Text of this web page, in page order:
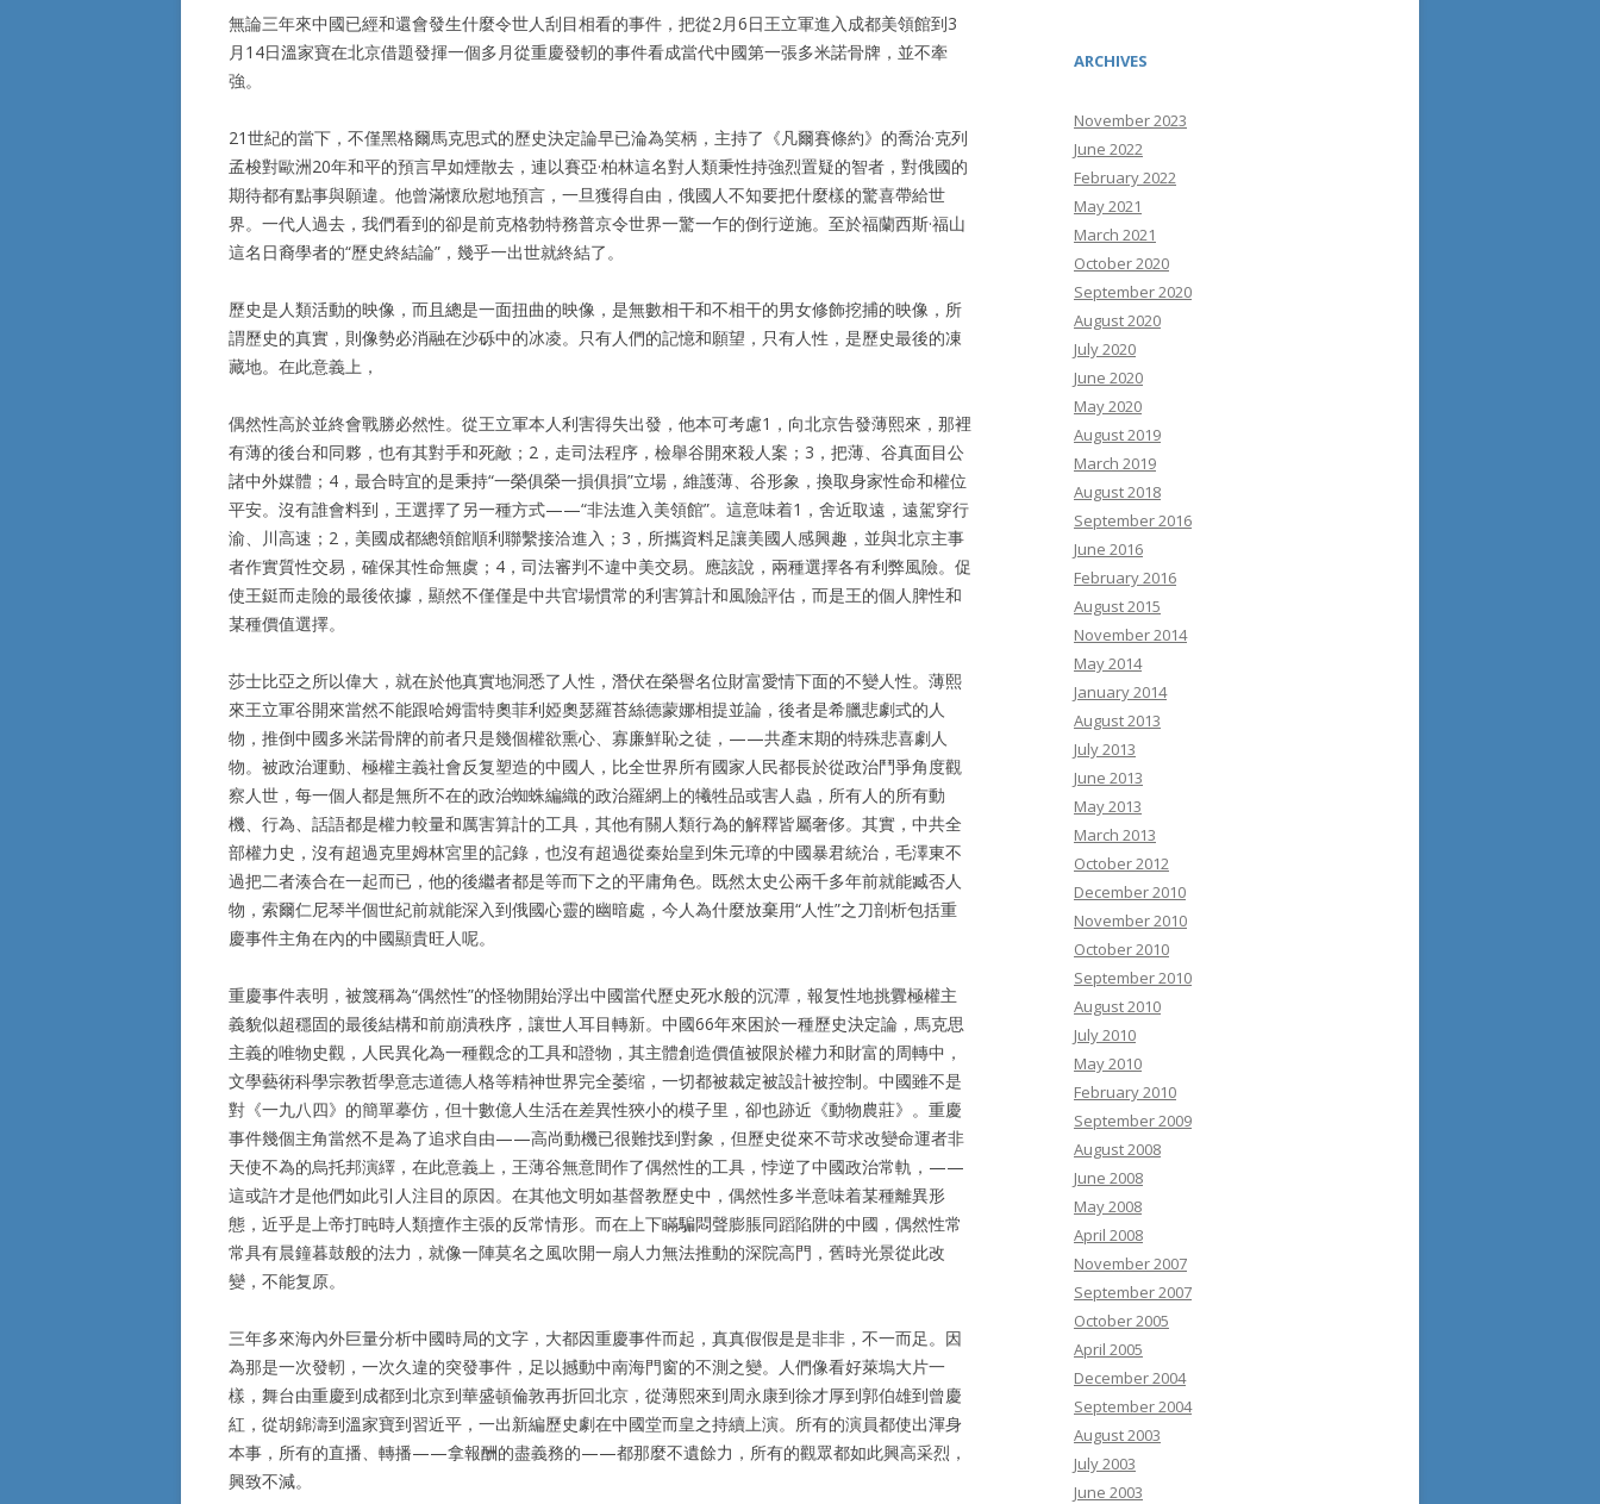
無論三年來中國已經和還會發生什麼令世人刮目相看的事件，把從2月6日王立軍進入成都美領館到3
月14日溫家寶在北京借題發揮一個多月從重慶發軔的事件看成當代中國第一張多米諾骨牌，並不牽
強。
21世紀的當下，不僅黑格爾馬克思式的歷史決定論早已淪為笑柄，主持了《凡爾賽條約》的喬治·克列
孟梭對歐洲20年和平的預言早如煙散去，連以賽亞·柏林這名對人類秉性持強烈置疑的智者，對俄國的
期待都有點事與願違。他曾滿懷欣慰地預言，一旦獲得自由，俄國人不知要把什麼樣的驚喜帶給世
界。一代人過去，我們看到的卻是前克格勃特務普京令世界一驚一乍的倒行逆施。至於福蘭西斯·福山
這名日裔學者的“歷史終結論”，幾乎一出世就終結了。
歷史是人類活動的映像，而且總是一面扭曲的映像，是無數相干和不相干的男女修飾挖捕的映像，所
謂歷史的真實，則像勢必消融在沙砾中的冰凌。只有人們的記憶和願望，只有人性，是歷史最後的凍
藏地。在此意義上，
偶然性高於並終會戰勝必然性。從王立軍本人利害得失出發，他本可考慮1，向北京告發薄熙來，那裡
有薄的後台和同夥，也有其對手和死敵；2，走司法程序，檢舉谷開來殺人案；3，把薄、谷真面目公
諸中外媒體；4，最合時宜的是秉持“一榮俱榮一損俱損”立場，維護薄、谷形象，換取身家性命和權位
平安。沒有誰會料到，王選擇了另一種方式——“非法進入美領館”。這意味着1，舍近取遠，遠駕穿行
渝、川高速；2，美國成都總領館順利聯繫接洽進入；3，所攜資料足讓美國人感興趣，並與北京主事
者作實質性交易，確保其性命無虞；4，司法審判不違中美交易。應該說，兩種選擇各有利弊風險。促
使王鋌而走險的最後依據，顯然不僅僅是中共官場慣常的利害算計和風險評估，而是王的個人脾性和
某種價值選擇。
莎士比亞之所以偉大，就在於他真實地洞悉了人性，潛伏在榮譽名位財富愛情下面的不變人性。薄熙
來王立軍谷開來當然不能跟哈姆雷特奧菲利婭奧瑟羅苔絲德蒙娜相提並論，後者是希臘悲劇式的人
物，推倒中國多米諾骨牌的前者只是幾個權欲熏心、寡廉鮮恥之徒，——共產末期的特殊悲喜劇人
物。被政治運動、極權主義社會反复塑造的中國人，比全世界所有國家人民都長於從政治鬥爭角度觀
察人世，每一個人都是無所不在的政治蜘蛛編織的政治羅網上的犧牲品或害人蟲，所有人的所有動
機、行為、話語都是權力較量和厲害算計的工具，其他有關人類行為的解釋皆屬奢侈。其實，中共全
部權力史，沒有超過克里姆林宮里的記錄，也沒有超過從秦始皇到朱元璋的中國暴君統治，毛澤東不
過把二者湊合在一起而已，他的後繼者都是等而下之的平庸角色。既然太史公兩千多年前就能臧否人
物，索爾仁尼琴半個世紀前就能深入到俄國心靈的幽暗處，今人為什麼放棄用“人性”之刀剖析包括重
慶事件主角在內的中國顯貴旺人呢。
重慶事件表明，被篾稱為“偶然性”的怪物開始浮出中國當代歷史死水般的沉潭，報复性地挑釁極權主
義貌似超穩固的最後結構和前崩潰秩序，讓世人耳目轉新。中國66年來困於一種歷史決定論，馬克思
主義的唯物史觀，人民異化為一種觀念的工具和證物，其主體創造價值被限於權力和財富的周轉中，
文學藝術科學宗教哲學意志道德人格等精神世界完全萎缩，一切都被裁定被設計被控制。中國雖不是
對《一九八四》的簡單摹仿，但十數億人生活在差異性狹小的模子里，卻也跡近《動物農莊》。重慶
事件幾個主角當然不是為了追求自由——高尚動機已很難找到對象，但歷史從來不苛求改變命運者非
天使不為的烏托邦演繹，在此意義上，王薄谷無意間作了偶然性的工具，悖逆了中國政治常軌，——
這或許才是他們如此引人注目的原因。在其他文明如基督教歷史中，偶然性多半意味着某種離異形
態，近乎是上帝打盹時人類擅作主張的反常情形。而在上下瞞騙悶聲膨脹同蹈陷阱的中國，偶然性常
常具有晨鐘暮鼓般的法力，就像一陣莫名之風吹開一扇人力無法推動的深院高門，舊時光景從此改
變，不能复原。
三年多來海內外巨量分析中國時局的文字，大都因重慶事件而起，真真假假是是非非，不一而足。因
為那是一次發軔，一次久違的突發事件，足以撼動中南海門窗的不測之變。人們像看好萊塢大片一
樣，舞台由重慶到成都到北京到華盛頓倫敦再折回北京，從薄熙來到周永康到徐才厚到郭伯雄到曾慶
紅，從胡錦濤到溫家寶到習近平，一出新編歷史劇在中國堂而皇之持續上演。所有的演員都使出渾身
本事，所有的直播、轉播——拿報酬的盡義務的——都那麼不遺餘力，所有的觀眾都如此興高采烈，
興致不減。
ARCHIVES
November 2023
June 2022
February 2022
May 2021
March 2021
October 2020
September 2020
August 2020
July 2020
June 2020
May 2020
August 2019
March 2019
August 2018
September 2016
June 2016
February 2016
August 2015
November 2014
May 2014
January 2014
August 2013
July 2013
June 2013
May 2013
March 2013
October 2012
December 2010
November 2010
October 2010
September 2010
August 2010
July 2010
May 2010
February 2010
September 2009
August 2008
June 2008
May 2008
April 2008
November 2007
September 2007
October 2005
April 2005
December 2004
September 2004
August 2003
July 2003
June 2003